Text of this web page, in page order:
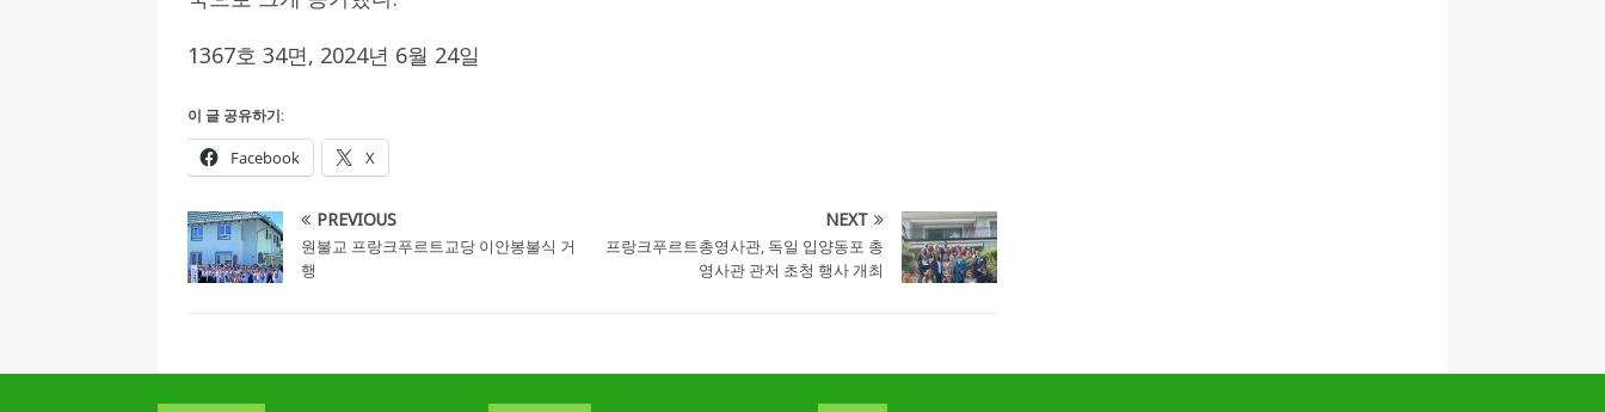
1367호 34면, 2024년 6월 24일
이 글 공유하기:
Facebook X
PREVIOUS
원불교 프랑크푸르트교당 이안봉불식 거
행
NEXT
프랑크푸르트총영사관, 독일 입양동포 총
영사관 관저 초청 행사 개최